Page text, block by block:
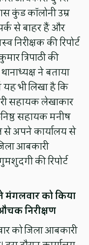
कुंड कॉलोनी उम्र
से बाहर हैं और
निरीक्षक की रिपोर्ट
त्रिपाठी की
ने बताया
यह भी लिखा है कि
सहायक लेखाकार
सहायक मनीष
से अपने कार्यालय से
आबकारी
की रिपोर्ट
मंगलवार को किया
निरीक्षण
को जिला आबकारी